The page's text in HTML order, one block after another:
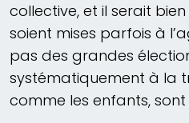
collective, et il serait
soient mises parfois à
pas des grandes
systématiquement à la
comme les enfants,